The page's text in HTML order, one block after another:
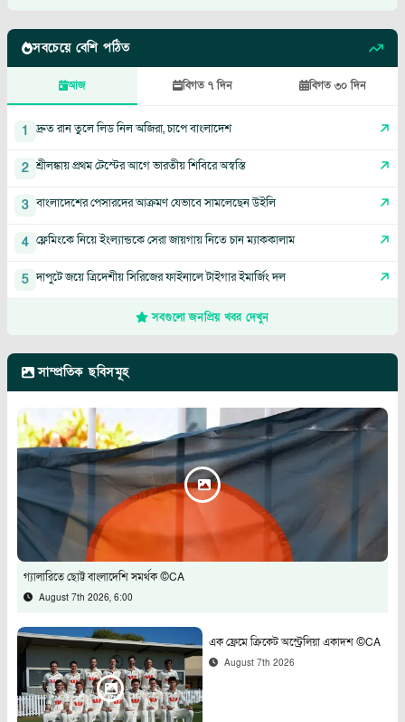
সবচেয়ে বেশি পঠিত
আজ বিগত ৭ দিন বিগত ৩০ দিন
1 দ্রুত রান তুলে লিড নিল অজিরা, চাপে বাংলাদেশ
2 শ্রীলঙ্কায় প্রথম টেস্টের আগে ভারতীয় শিবিরে অস্বস্তি
3 বাংলাদেশের পেসারদের আক্রমণ যেভাবে সামলেছেন উইলি
4 ফ্লেমিংকে নিয়ে ইংল্যান্ডকে সেরা জায়গায় নিতে চান ম্যাককালাম
5 দাপুটে জয়ে ত্রিদেশীয় সিরিজের ফাইনালে টাইগার ইমার্জিং দল
সবগুলো জনপ্রিয় খবর দেখুন
সাম্প্রতিক ছবিসমূহ
গ্যালারিতে ছোট্ট বাংলাদেশি সমর্থক ©CA
August 7th 2026, 6:00
এক ফ্রেমে ক্রিকেট অস্ট্রেলিয়া একাদশ ©CA
August 7th 2026